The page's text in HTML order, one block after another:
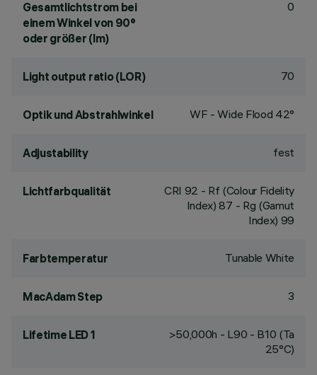
Gesamtlichtstrom bei
einem Winkel von 90°
oder größer (lm)
0
Light output ratio (LOR) 70
Optik und Abstrahlwinkel WF - Wide Flood 42°
Adjustability fest
Lichtfarbqualität CRI 92 - Rf (Colour Fidelity
Index) 87 - Rg (Gamut
Index) 99
Farbtemperatur Tunable White
MacAdam Step 3
Lifetime LED 1
>50,000h - L90 - B10 (Ta
25°C)